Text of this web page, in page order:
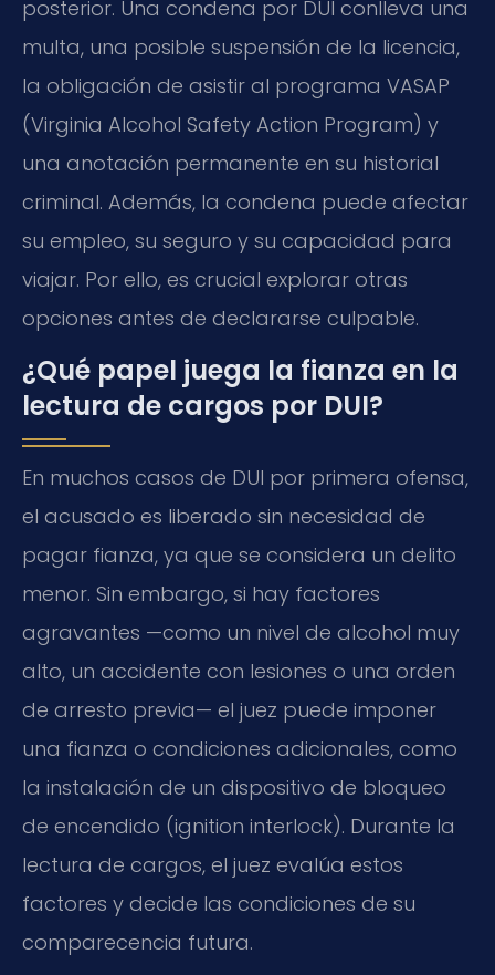
posterior. Una condena por DUI conlleva una
multa, una posible suspensión de la licencia,
la obligación de asistir al programa VASAP
(Virginia Alcohol Safety Action Program) y
una anotación permanente en su historial
criminal. Además, la condena puede afectar
su empleo, su seguro y su capacidad para
viajar. Por ello, es crucial explorar otras
opciones antes de declararse culpable.
¿Qué papel juega la fianza en la
lectura de cargos por DUI?
En muchos casos de DUI por primera ofensa,
el acusado es liberado sin necesidad de
pagar fianza, ya que se considera un delito
menor. Sin embargo, si hay factores
agravantes —como un nivel de alcohol muy
alto, un accidente con lesiones o una orden
de arresto previa— el juez puede imponer
una fianza o condiciones adicionales, como
la instalación de un dispositivo de bloqueo
de encendido (ignition interlock). Durante la
lectura de cargos, el juez evalúa estos
factores y decide las condiciones de su
comparecencia futura.